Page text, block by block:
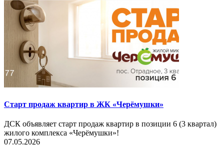
Старт продаж квартир в ЖК «Черёмушки»
ДСК объявляет старт продаж квартир в позиции 6 (3 квартал)
жилого комплекса «Черёмушки»!
07.05.2026